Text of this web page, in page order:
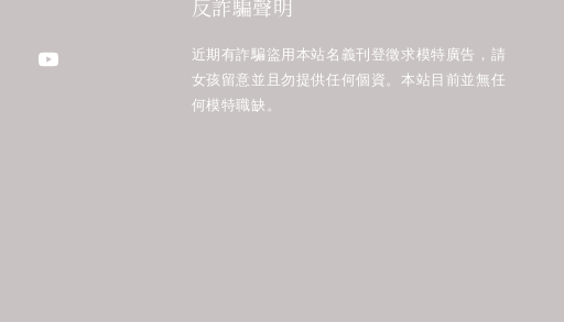
反詐騙聲明
近期有詐騙盜用本站名義刊登徵求模特廣告，請
女孩留意並且勿提供任何個資。本站目前並無任
何模特職缺。